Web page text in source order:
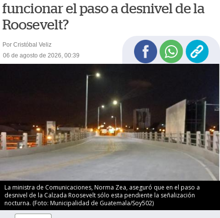
funcionar el paso a desnivel de la
Roosevelt?
Por Cristóbal Veliz
06 de agosto de 2026, 00:39
La ministra de Comunicaciones, Norma Zea, aseguró que en el paso a
desnivel de la Calzada Roosevelt sólo esta pendiente la señalización
nocturna. (Foto: Municipalidad de Guatemala/Soy502)